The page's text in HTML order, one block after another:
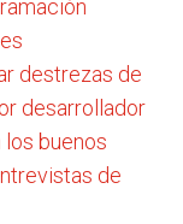
destrezas de
desarrollador
buenos
de